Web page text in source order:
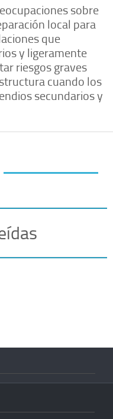
sobre
local para
que
y ligeramente
riesgos graves
cuando los
secundarios y